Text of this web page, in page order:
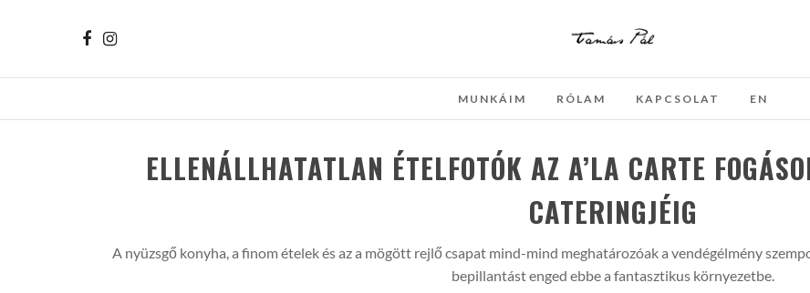
MUNKÁIM RÓLAM KAPCSOLAT EN
ELLENÁLLHATATLAN ÉTELFOTÓK AZ A’LA CARTE
CATERINGJÉIG
A nyüzsgő konyha, a finom ételek és az a mögött rejlő csapat mind-mind meghatározóak a vendégélmény
bepillantást enged ebbe a fantasztikus környezetbe.